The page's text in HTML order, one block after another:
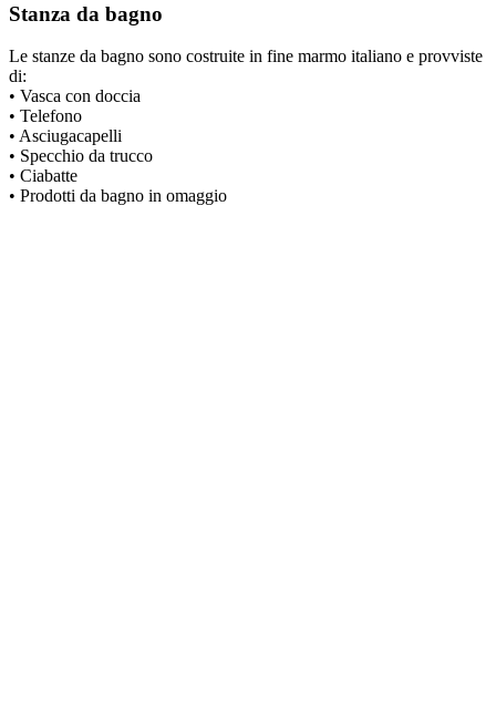
Stanza da bagno
Le stanze da bagno sono costruite in fine marmo italiano e provviste
di:
• Vasca con doccia
• Telefono
• Asciugacapelli
• Specchio da trucco
• Ciabatte
• Prodotti da bagno in omaggio